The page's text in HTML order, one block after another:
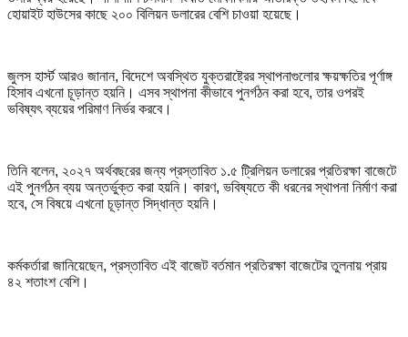
হোয়াইট হাউসের কাছে ২০০ বিলিয়ন ডলারের বেশি চাওয়া হয়েছে।
জুলস হার্স্ট আরও জানান, বিদেশে অবস্থিত যুক্তরাষ্ট্রের স্থাপনাগুলোর ক্ষয়ক্ষতির পূর্ণাঙ্গ
হিসাব এখনো চূড়ান্ত হয়নি। এসব স্থাপনা কীভাবে পুনর্গঠন করা হবে, তার ওপরই
ভবিষ্যৎ ব্যয়ের পরিমাণ নির্ভর করবে।
তিনি বলেন, ২০২৭ অর্থবছরের জন্য প্রস্তাবিত ১.৫ ট্রিলিয়ন ডলারের প্রতিরক্ষা বাজেটে
এই পুনর্গঠন ব্যয় অন্তর্ভুক্ত করা হয়নি। কারণ, ভবিষ্যতে কী ধরনের স্থাপনা নির্মাণ করা
হবে, সে বিষয়ে এখনো চূড়ান্ত সিদ্ধান্ত হয়নি।
কর্মকর্তারা জানিয়েছেন, প্রস্তাবিত এই বাজেট বর্তমান প্রতিরক্ষা বাজেটের তুলনায় প্রায়
৪২ শতাংশ বেশি।